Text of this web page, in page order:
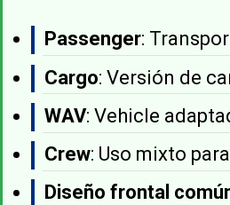
Passenger:
Cargo: Versión de
WAV: Vehicle
Crew: Uso mixto
Diseño frontal